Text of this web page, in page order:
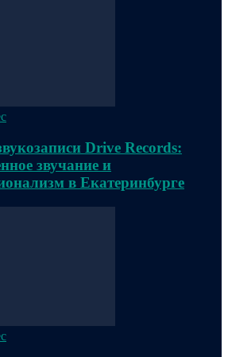
Drive Records:
звучание и
в Екатеринбурге